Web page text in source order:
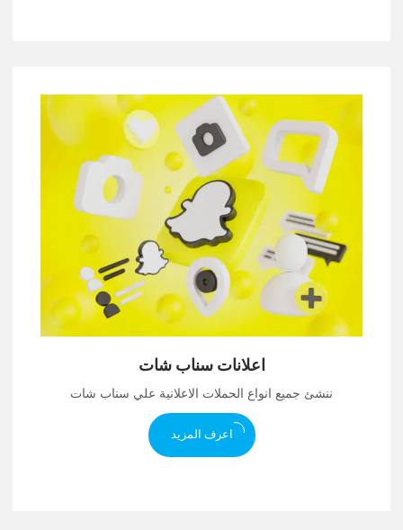
اعلانات سناب شات
ننشئ جميع انواع الحملات الاعلانية علي سناب شات
اعرف المزيد